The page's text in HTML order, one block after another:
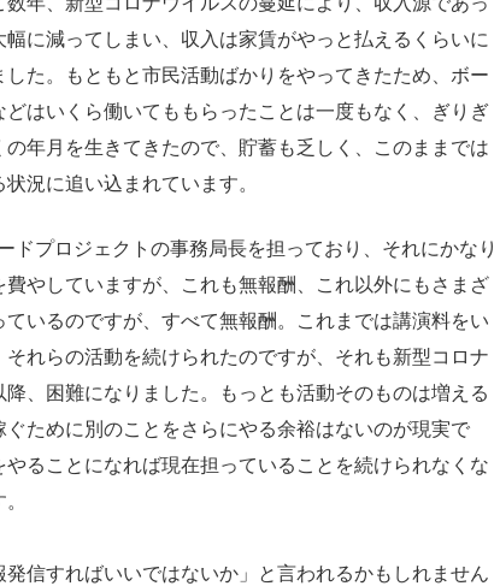
幅に減ってしまい、収入は家賃がやっと払えるくらいに
した。もともと市民活動ばかりをやってきたため、ボー
どはいくら働いてももらったことは一度もなく、ぎりぎ
の年月を生きてきたので、貯蓄も乏しく、このままでは
況に追い込まれています。
ドプロジェクトの事務局長を担っており、それにかなり
費やしていますが、これも無報酬、これ以外にもさまざ
ているのですが、すべて無報酬。これまでは講演料をい
それらの活動を続けられたのですが、それも新型コロナ
降、困難になりました。もっとも活動そのものは増える
ぐために別のことをさらにやる余裕はないのが現実で
やることになれば現在担っていることを続けられなくな
信すればいいではないか」と言われるかもしれません